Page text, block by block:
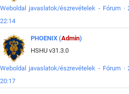
Weboldal javaslatok/észrevételek - Fórum ·
22:14
PHOENIX (Admin)
HSHU v31.3.0
Weboldal javaslatok/észrevételek - Fórum ·
20:17